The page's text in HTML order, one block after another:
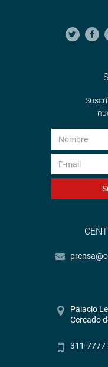
Palacio
Cercado
311-7777